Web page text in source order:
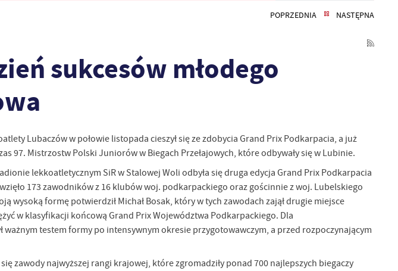
POPRZEDNIA NASTĘPNA
sukcesów młodego
Lubaczów w połowie listopada cieszył się ze zdobycia Grand Prix Podkarpacia, a już
97. Mistrzostw Polski Juniorów w Biegach Przełajowych, które odbywały się w Lubinie.
lekkoatletycznym SiR w Stalowej Woli odbyła się druga edycja Grand Prix Podkarpacia
173 zawodników z 16 klubów woj. podkarpackiego oraz gościnnie z woj. Lubelskiego
wysoką formę potwierdził Michał Bosak, który w tych zawodach zajął drugie miejsce
w klasyfikacji końcową Grand Prix Województwa Podkarpackiego. Dla
testem formy po intensywnym okresie przygotowawczym, a przed rozpoczynającym
zawody najwyższej rangi krajowej, które zgromadziły ponad 700 najlepszych biegaczy